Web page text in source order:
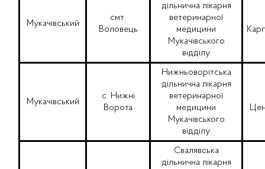
Мукачівський
смт.
Воловець
дільнична лікарня
ветеринарної
медицини
Мукачівського
відділу
Мукачівський
с. Нижні
Ворота
Нижньоворітська
дільнична лікарня
ветеринарної
медицини
Мукачівського
відділу
Свалявська
дільнична лікарня